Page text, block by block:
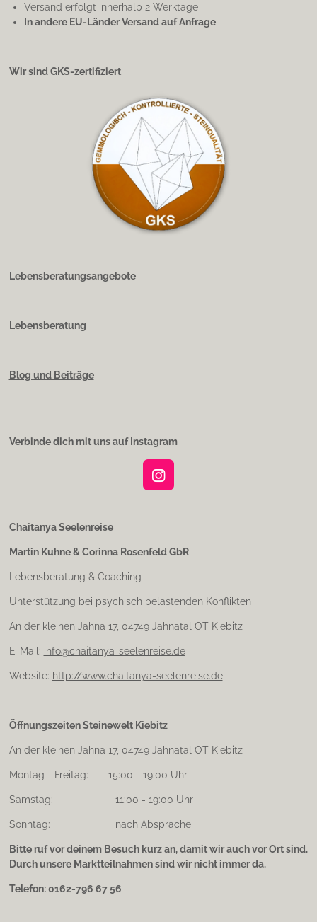
Versand erfolgt innerhalb 2 Werktage
In andere EU-Länder Versand auf Anfrage
Wir sind GKS-zertifiziert
Lebensberatungsangebote
Lebensberatung
Blog und Beiträge
Verbinde dich mit uns auf Instagram
I
g
m
Chaitanya Seelenreise
Martin Kuhne & Corinna Rosenfeld GbR
Lebensberatung & Coaching
Unterstützung bei psychisch belastenden Konflikten
An der kleinen Jahna 17, 04749 Jahnatal OT Kiebitz
E-Mail: info@chaitanya-seelenreise.de
Website: http://www.chaitanya-seelenreise.de
Öffnungszeiten Steinewelt Kiebitz
An der kleinen Jahna 17, 04749 Jahnatal OT Kiebitz
Montag - Freitag: 15:00 - 19:00 Uhr
Samstag: 11:00 - 19:00 Uhr
Sonntag: nach Absprache
Bitte ruf vor deinem Besuch kurz an, damit wir auch vor Ort sind.
Durch unsere Marktteilnahmen sind wir nicht immer da.
Telefon: 0162-796 67 56